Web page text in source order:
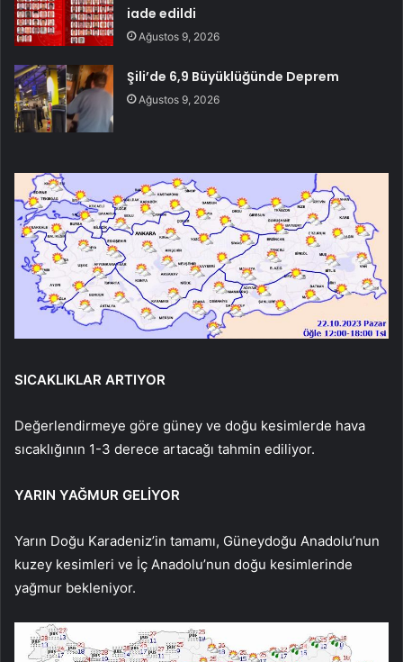
iade edildi
Ağustos 9, 2026
Şili’de 6,9 Büyüklüğünde Deprem
Ağustos 9, 2026
SICAKLIKLAR ARTIYOR
Değerlendirmeye göre güney ve doğu kesimlerde hava
sıcaklığının 1-3 derece artacağı tahmin ediliyor.
YARIN YAĞMUR GELİYOR
Yarın Doğu Karadeniz’in tamamı, Güneydoğu Anadolu’nun
kuzey kesimleri ve İç Anadolu’nun doğu kesimlerinde
yağmur bekleniyor.